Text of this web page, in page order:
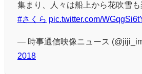
集まり、人々は船上から花吹雪も
#さくら pic.twitter.com/
— 時事通信映像ニュース
2018